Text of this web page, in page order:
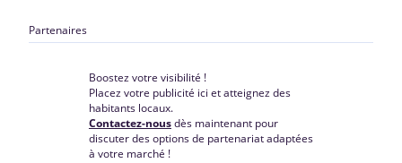
Partenaires
Boostez votre visibilité !
Placez votre publicité ici et atteignez des
habitants locaux.
Contactez-nousdès maintenant pour
discuter des options de partenariat adaptées
à votre marché !